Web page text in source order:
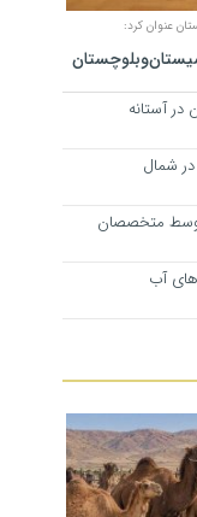
عنوان کرد:
زاهدان در آستانه
در شمال
توسط متخصصان
آب